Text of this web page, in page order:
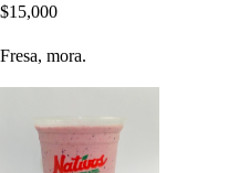
$15,000
Fresa, mora.